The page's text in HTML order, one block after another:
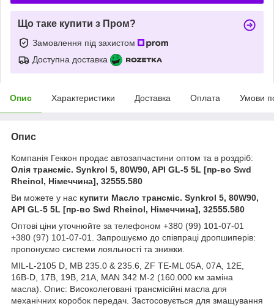
Що таке купити з Пром?
Замовлення під захистом
Доступна доставка
Опис Характеристики Доставка Оплата Умови
Опис
Компанія Геккон продає автозапчастини оптом та в роздріб:
Олія трансміс. Synkrol 5, 80W90, API GL-5 5L [пр-во Swd
Rheinol, Німеччина], 32555.580
Ви можете у нас купити Масло трансміс. Synkrol 5, 80W90,
API GL-5 5L [пр-во Swd Rheinol, Німеччина], 32555.580
Оптові ціни уточнюйте за телефоном +380 (99) 101-07-01
+380 (97) 101-07-01. Запрошуємо до співпраці дропшиперів:
пропонуємо системи лояльності та знижки.
MIL-L-2105 D, MB 235.0 & 235.6, ZF TE-ML 05A, 07A, 12E,
16B-D, 17B, 19B, 21A, MAN 342 M-2 (160.000 км заміна
масла). Опис: Високолеговані трансмісійні масла для
механічних коробок передач. Застосовується для змащування